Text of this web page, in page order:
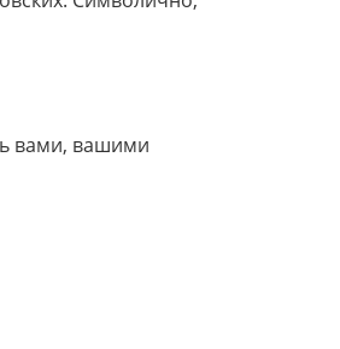
вами, вашими